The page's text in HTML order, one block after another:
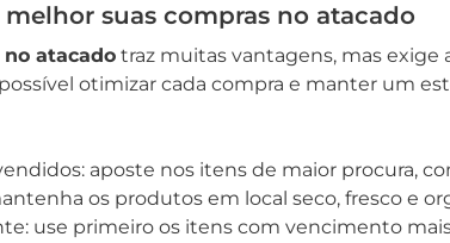
suas compras no atacado
atacado traz muitas vantagens, mas
otimizar cada compra e manter um
aposte nos itens de maior procura,
os produtos em local seco, fresco e
use primeiro os itens com vencimento